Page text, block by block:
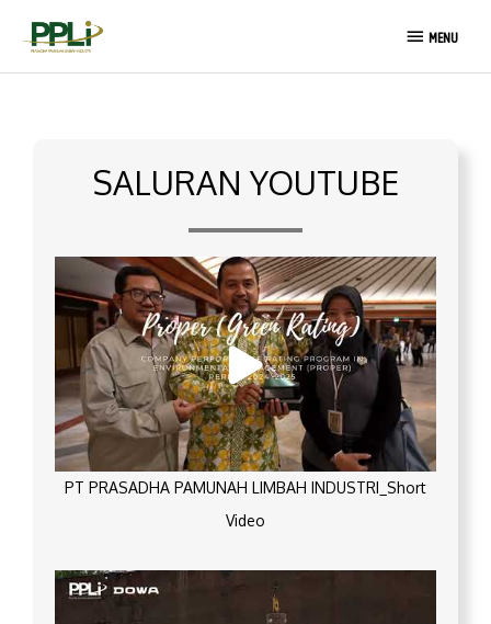
MENU
MENU
SALURAN YOUTUBE
PT PRASADHA PAMUNAH LIMBAH INDUSTRI_Short
Video